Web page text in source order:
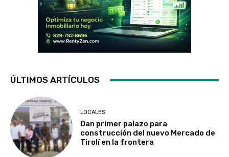
ÚLTIMOS ARTÍCULOS
LOCALES
Dan primer palazo para
construcción del nuevo Mercado de
Tirolí en la frontera